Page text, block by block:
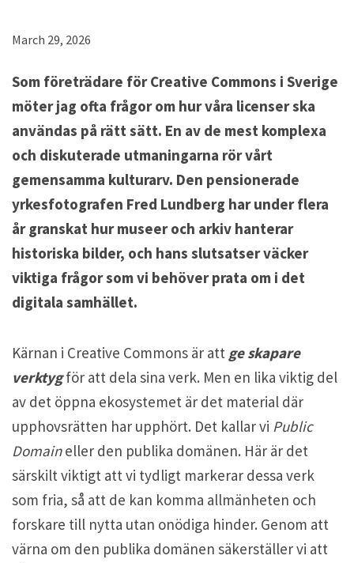
March 29, 2026
Som företrädare för Creative Commons i Sverige
möter jag ofta frågor om hur våra licenser ska
användas på rätt sätt. En av de mest komplexa
och diskuterade utmaningarna rör vårt
gemensamma kulturarv. Den pensionerade
yrkesfotografen Fred Lundberg har under flera
år granskat hur museer och arkiv hanterar
historiska bilder, och hans slutsatser väcker
viktiga frågor som vi behöver prata om i det
digitala samhället.
Kärnan i Creative Commons är att ge skapare
verktygför att dela sina verk. Men en lika viktig del
av det öppna ekosystemet är det material där
upphovsrätten har upphört. Det kallar vi Public
Domaineller den publika domänen. Här är det
särskilt viktigt att vi tydligt markerar dessa verk
som fria, så att de kan komma allmänheten och
forskare till nytta utan onödiga hinder. Genom att
värna om den publika domänen säkerställer vi att